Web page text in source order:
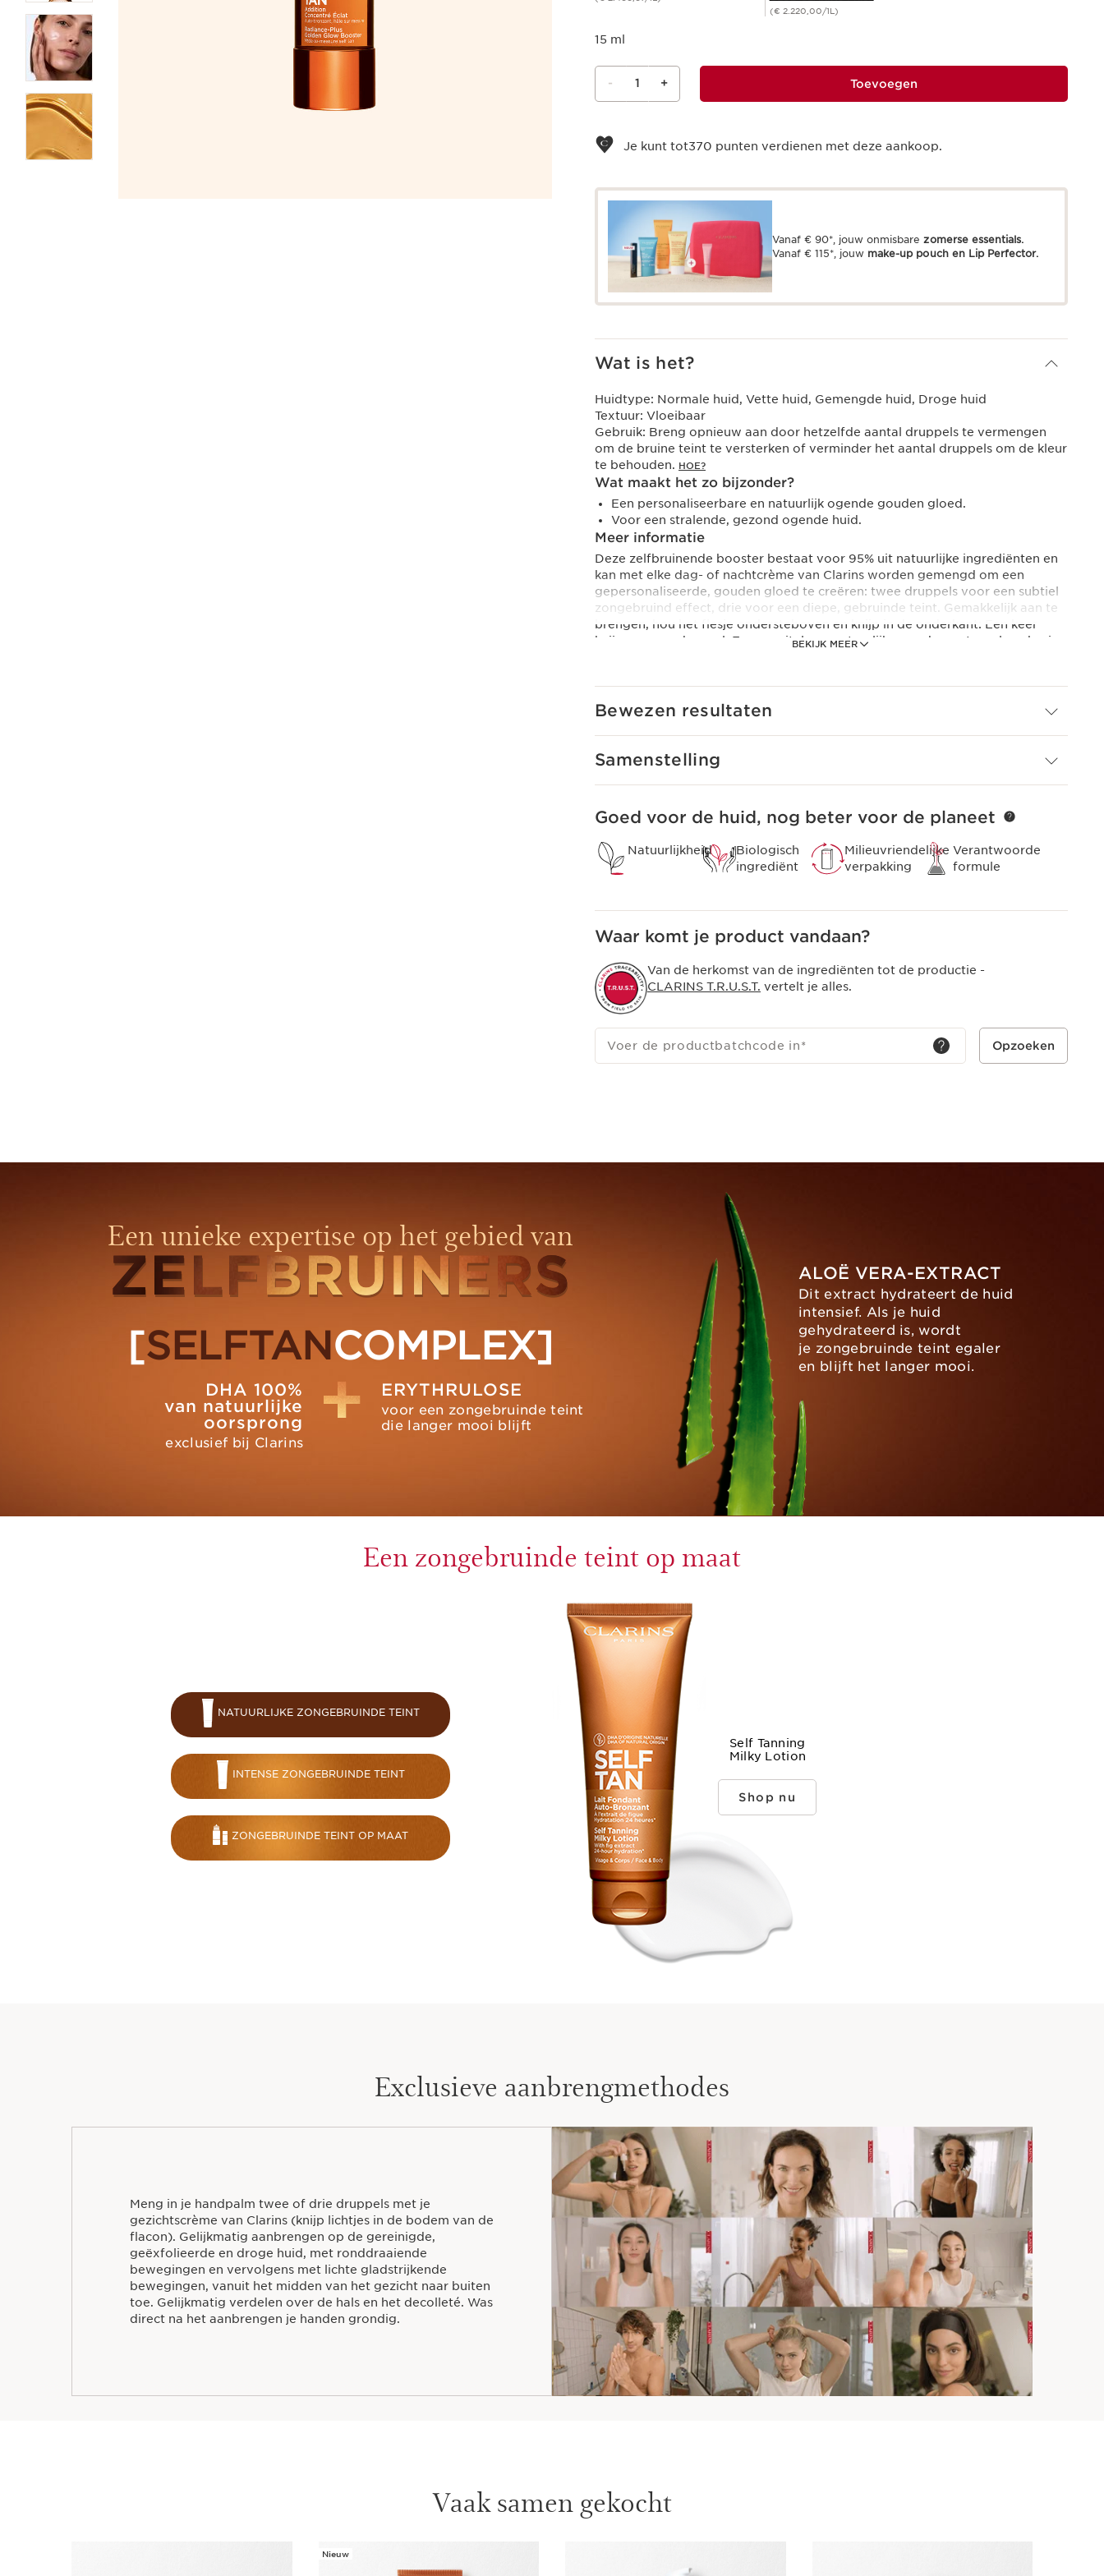
(€ 2.220,00/1L)
15 ml
- 1 + Toevoegen
Je kunt tot370 punten verdienen met deze aankoop.
Vanaf € 90*, jouw onmisbarezomerse essentials.
Vanaf € 115*, jouw make-up pouch en Lip Perfector.
Wat is het?
BEKIJK MEER
Huidtype: Normale huid, Vette huid, Gemengde huid, Droge huid
Textuur: Vloeibaar
Gebruik: Breng opnieuw aan door hetzelfde aantal druppels te vermengen
om de bruine teint te versterken of verminder het aantal druppels om de kleur
te behouden. HOE?
Wat maakt het zo bijzonder?
Een personaliseerbare en natuurlijk ogende gouden gloed.
Voor een stralende, gezond ogende huid.
Meer informatie
Deze zelfbruinende booster bestaat voor 95% uit natuurlijke ingrediënten en
kan met elke dag- of nachtcrème van Clarins worden gemengd om een
gepersonaliseerde, gouden gloed te creëren: twee druppels voor een subtiel
zongebruind effect, drie voor een diepe, gebruinde teint. Gemakkelijk aan te
brengen, hou het flesje ondersteboven en knijp in de onderkant: Een keer
knijpen = een druppel. Een moeiteloze, natuurlijk ogende en streeploze bruine
beschermt niet tegen blootstelling aan de zon. Moet gemengd worden met
een moisturizer, nooit alleen gebruiken.
Voorzorg gebruik
Dit product bevat geen zonnefilters en biedt geen bescherming tegen
Clarins +
De innovatieve formule verandert uw dagelijkse crèmes van Clarins in
zelfbruiners.
Bewezen resultaten
Samenstelling
Goed voor de huid, nog beter voor de planeet
Natuurlijkheid
Biologisch
ingrediënt
Milieuvriendelijke
verpakking
Verantwoorde
formule
Waar komt je product vandaan?
Van de herkomst van de ingrediënten tot de productie -
CLARINS T.R.U.S.T. vertelt je alles.
Voer de productbatchcode in* Opzoeken
Een unieke expertise op het gebied van
ZELFBRUINERS
ZELFBRUINERS
[SELFTANCOMPLEX]
DHA 100%
van natuurlijke
oorsprong
exclusief bij Clarins
ERYTHRULOSE
voor een zongebruinde teint
die langer mooi blijft
ALOË VERA-EXTRACT
Dit extract hydrateert de huid
intensief. Als je huid
gehydrateerd is, wordt
je zongebruinde teint egaler
en blijft het langer mooi.
Een zongebruinde teint op maat
NATUURLIJKE ZONGEBRUINDE TEINT
INTENSE ZONGEBRUINDE TEINT
ZONGEBRUINDE TEINT OP MAAT
Self Tanning
Milky Lotion
shop nu
Exclusieve aanbrengmethodes
Meng in je handpalm twee of drie druppels met je
gezichtscrème van Clarins (knijp lichtjes in de bodem van de
flacon). Gelijkmatig aanbrengen op de gereinigde,
geëxfolieerde en droge huid, met ronddraaiende
bewegingen en vervolgens met lichte gladstrijkende
bewegingen, vanuit het midden van het gezicht naar buiten
toe. Gelijkmatig verdelen over de hals en het decolleté. Was
direct na het aanbrengen je handen grondig.
Vaak samen gekocht
Nieuw